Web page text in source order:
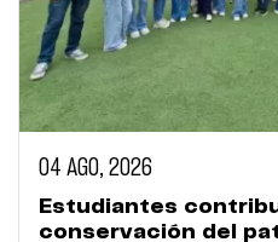
04 AGO, 2026
Estudiantes
conservación del